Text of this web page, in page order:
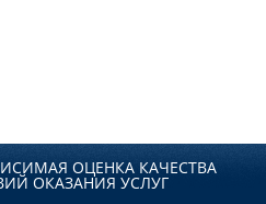
ОЦЕНКА КАЧЕСТВА
ОКАЗАНИЯ УСЛУГ